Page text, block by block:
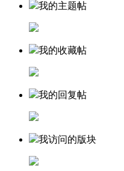
我的主题帖
我的收藏帖
我的回复帖
我访问的版块